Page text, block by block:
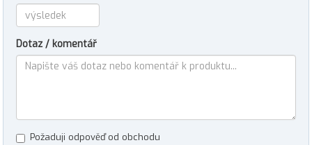
Dotaz / komentář
Požaduji odpověď od obchodu